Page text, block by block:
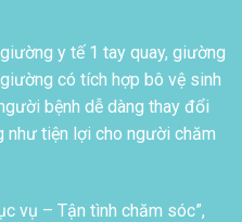
y tế 1 tay quay, giường
có tích hợp bô vệ sinh
bệnh dễ dàng thay đổi
như tiện lợi cho người chăm
vụ – Tận tình chăm sóc”,